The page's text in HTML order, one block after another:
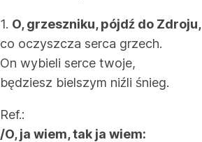
1. O, grzeszniku, pójdź do Zdroju,
co oczyszcza serca grzech.
On wybieli serce twoje,
będziesz bielszym niźli śnieg.
Ref.:
/O, ja wiem, tak ja wiem: